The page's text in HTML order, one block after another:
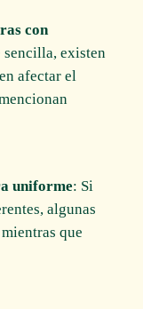
con
sencilla, existen
afectar el
uniforme: Si
algunas
que